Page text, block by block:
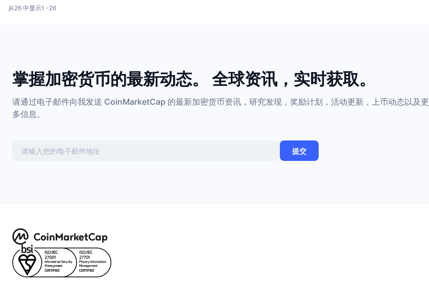
从26 中显示1 -26
掌握加密货币的最新动态。 全球资讯，实时获取。
请通过电子邮件向我发送 CoinMarketCap 的最新加密货币资讯，研究发现，奖励计划，活动更新，上币动态以及更
多信息。
提交